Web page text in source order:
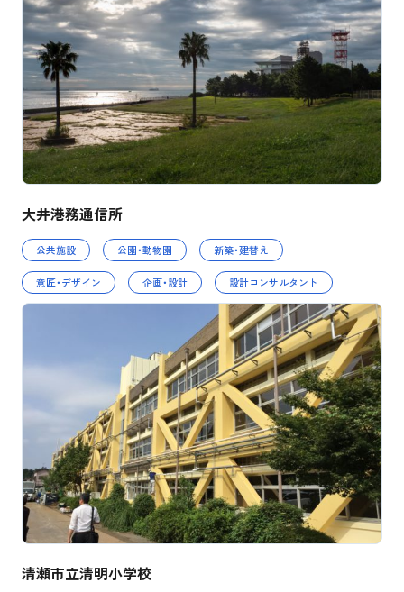
公共施設 公園・動物園 新築・建替え
意匠・デザイン 企画・設計 設計コンサルタント
大井港務通信所
清瀬市立清明小学校